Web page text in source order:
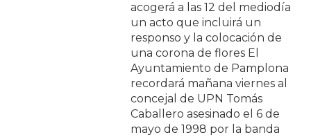
acogerá a las 12 del mediodía
un acto que incluirá un
responso y la colocación de
una corona de flores El
Ayuntamiento de Pamplona
recordará mañana viernes al
concejal de UPN Tomás
Caballero asesinado el 6 de
mayo de 1998 por la banda